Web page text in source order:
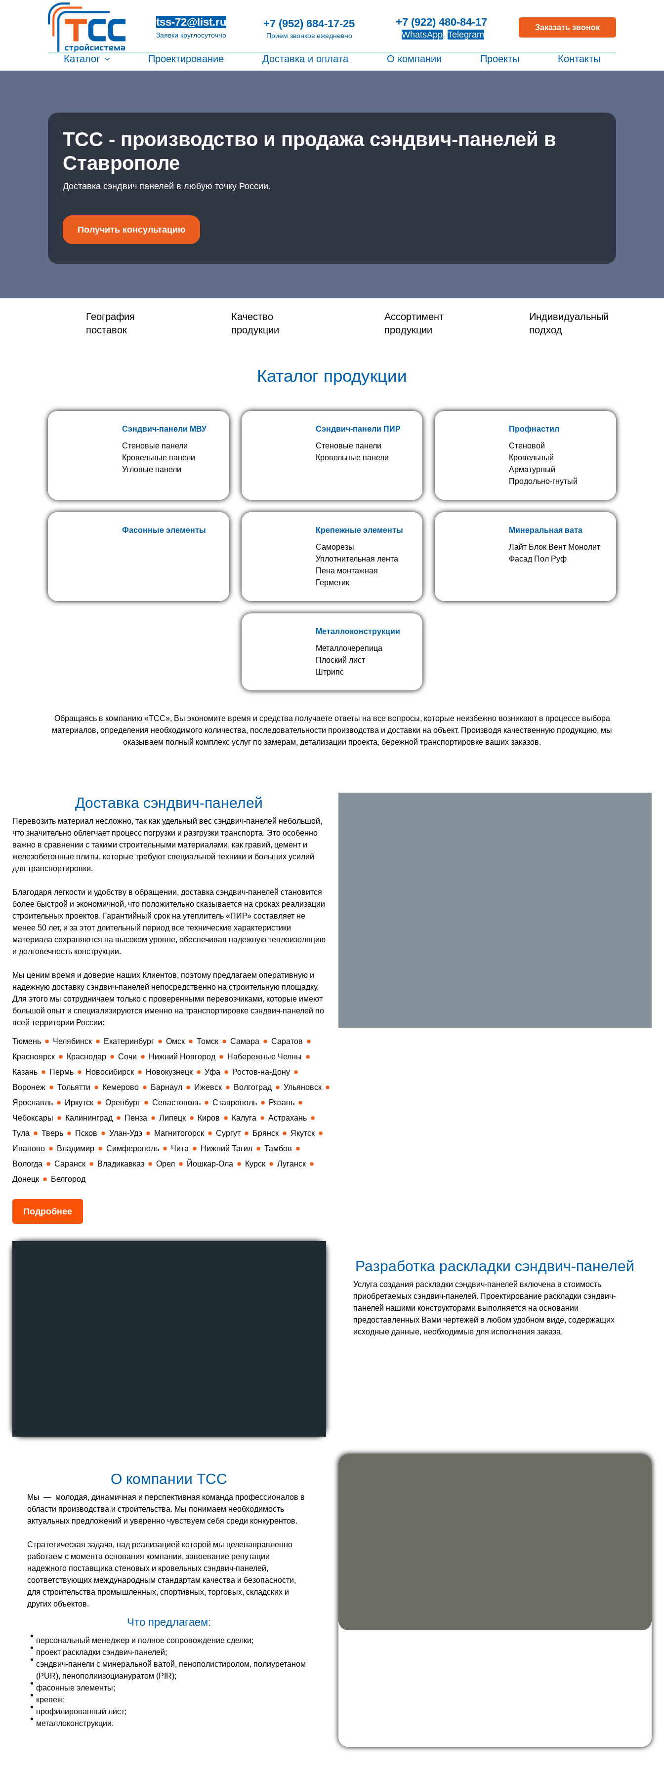
tss-72@list.ru
Заявки круглосуточно
+7 (952) 684-17-25
Прием звонков ежедневно
+7 (922) 480-84-17
WhatsApp, Telegram
Заказать звонок
Каталог Проектирование Доставка и оплата О компании Проекты Контакты
ТСС - производство и продажа сэндвич-панелей в
Ставрополе
Доставка сэндвич панелей в любую точку России.
Получить консультацию
География
поставок
Качество
продукции
Ассортимент
продукции
Индивидуальный
подход
Каталог продукции
Сэндвич-панели МВУ
Стеновые панели
Кровельные панели
Угловые панели
Сэндвич-панели ПИР
Стеновые панели
Кровельные панели
Профнастил
Стеновой
Кровельный
Арматурный
Продольно-гнутый
Фасонные элементы
Крепежные элементы
Саморезы
Уплотнительная лента
Пена монтажная
Герметик
Минеральная вата
Лайт Блок Вент Монолит
Фасад Пол Руф
Металлоконструкции
Металлочерепица
Плоский лист
Штрипс
Обращаясь в компанию «ТСС», Вы экономите время и средства получаете ответы на все вопросы, которые неизбежно возникают в процессе выбора
материалов, определения необходимого количества, последовательности производства и доставки на объект. Производя качественную продукцию, мы
оказываем полный комплекс услуг по замерам, детализации проекта, бережной транспортировке ваших заказов.
Доставка сэндвич-панелей
Перевозить материал несложно, так как удельный вес сэндвич-панелей небольшой,
что значительно облегчает процесс погрузки и разгрузки транспорта. Это особенно
важно в сравнении с такими строительными материалами, как гравий, цемент и
железобетонные плиты, которые требуют специальной техники и больших усилий
для транспортировки.
Благодаря легкости и удобству в обращении, доставка сэндвич-панелей становится
более быстрой и экономичной, что положительно сказывается на сроках реализации
строительных проектов. Гарантийный срок на утеплитель «ПИР» составляет не
менее 50 лет, и за этот длительный период все технические характеристики
материала сохраняются на высоком уровне, обеспечивая надежную теплоизоляцию
и долговечность конструкции.
Мы ценим время и доверие наших Клиентов, поэтому предлагаем оперативную и
надежную доставку сэндвич-панелей непосредственно на строительную площадку.
Для этого мы сотрудничаем только с проверенными перевозчиками, которые имеют
большой опыт и специализируются именно на транспортировке сэндвич-панелей по
всей территории России:
Тюмень Челябинск Екатеринбург Омск Томск Самара
Саратов
Красноярск
Краснодар Сочи Нижний Новгород
Набережные Челны
Казань
Пермь Новосибирск Новокузнецк Уфа
Ростов-на-Дону
Воронеж
Тольятти Кемерово Барнаул Ижевск Волгоград
Ульяновск
Ярославль
Иркутск Оренбург Севастополь Ставрополь
Рязань
Чебоксары
Калининград Пенза Липецк Киров Калуга
Астрахань
Тула
Тверь Псков Улан-Удэ Магнитогорск Сургут Брянск
Якутск
Иваново
Владимир Симферополь Чита Нижний Тагил
Тамбов
Вологда
Саранск Владикавказ Орел Йошкар-Ола Курск
Луганск
Донецк
Белгород
Подробнее
Разработка раскладки сэндвич-панелей
Услуга создания раскладки сэндвич-панелей включена в стоимость
приобретаемых сэндвич-панелей. Проектирование раскладки сэндвич-
панелей нашими конструкторами выполняется на основании
предоставленных Вами чертежей в любом удобном виде, содержащих
исходные данные, необходимые для исполнения заказа.
О компании ТСС
Мы — молодая, динамичная и перспективная команда профессионалов в
области производства и строительства. Мы понимаем необходимость
актуальных предложений и уверенно чувствуем себя среди конкурентов.
Стратегическая задача, над реализацией которой мы целенаправленно
работаем с момента основания компании, завоевание репутации
надежного поставщика стеновых и кровельных сэндвич-панелей,
соответствующих международным стандартам качества и безопасности,
для строительства промышленных, спортивных, торговых, складских и
других объектов.
Что предлагаем:
персональный менеджер и полное сопровождение сделки;
проект раскладки сэндвич-панелей;
сэндвич-панели с минеральной ватой, пенополистиролом, полиуретаном
(PUR), пенополиизоциануратом (PIR);
фасонные элементы;
крепеж;
профилированный лист;
металлоконструкции.